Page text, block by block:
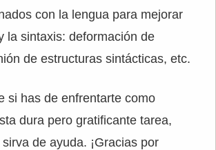
con la lengua para mejorar
la sintaxis: deformación de
de estructuras sintácticas, etc.
si has de enfrentarte como
dura pero gratificante tarea,
de ayuda. ¡Gracias por